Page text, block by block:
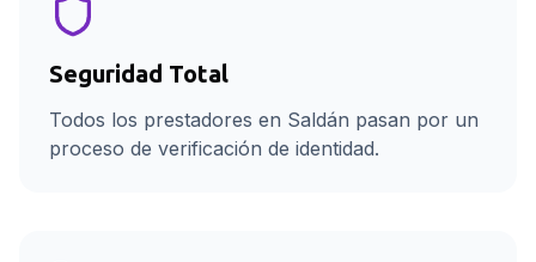
Seguridad Total
Todos los prestadores en Saldán pasan por un
proceso de verificación de identidad.